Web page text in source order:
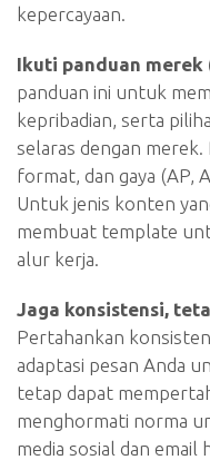
kepercayaan.
Ikuti panduan merek
panduan ini untuk
kepribadian, serta
selaras dengan
format, dan gaya (AP,
Untuk jenis konten
membuat template
alur kerja.
Jaga konsistensi,
Pertahankan
adaptasi pesan Anda
tetap dapat
menghormati norma
media sosial dan email